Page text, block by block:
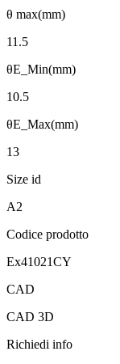
θ max(mm)
11.5
θE_Min(mm)
10.5
θE_Max(mm)
13
Size id
A2
Codice prodotto
Ex41021CY
CAD
CAD 3D
Richiedi info